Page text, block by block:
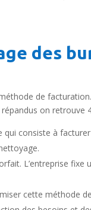
des
de
on retrouve
consiste à
L’entreprise
cette méthode